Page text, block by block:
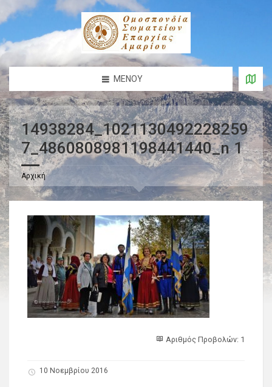
ΜΕΝΟΎ
14938284_1021130492228259
7_4860808981198441440_n 1
Αρχική
Αριθμός Προβολών: 1
10 Νοεμβρίου 2016